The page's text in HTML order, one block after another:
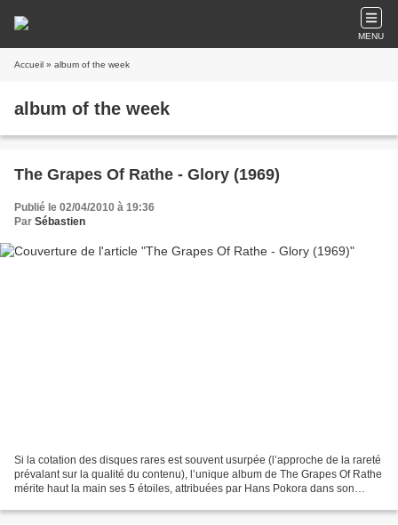
MENU
Accueil » album of the week
album of the week
The Grapes Of Rathe - Glory (1969)
Publié le 02/04/2010 à 19:36
Par Sébastien
Si la cotation des disques rares est souvent usurpée (l’approche de la rareté
prévalant sur la qualité du contenu), l’unique album de The Grapes Of Rathe
mérite haut la main ses 5 étoiles, attribuées par Hans Pokora dans son